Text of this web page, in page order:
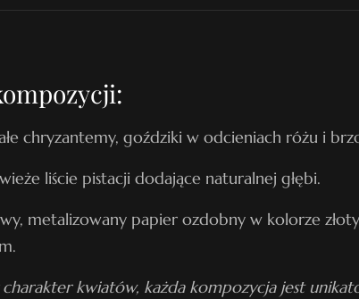
2
chryzantemy, goździki w odcieniach różu i
liście pistacji dodające naturalnej głębi.
metalizowany papier ozdobny w kolorze
kwiatów, każda kompozycja jest